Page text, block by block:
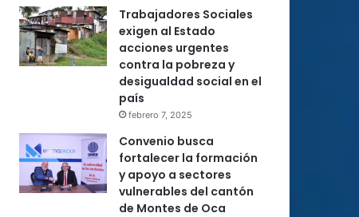
Trabajadores Sociales
exigen al Estado
acciones urgentes
contra la pobreza y
desigualdad social en el
país
febrero 7, 2025
Convenio busca
fortalecer la formación
y apoyo a sectores
vulnerables del cantón
de Montes de Oca